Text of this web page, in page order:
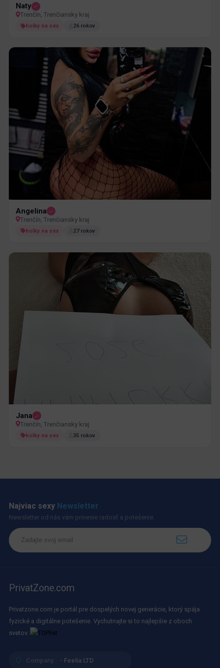
Naty
Trenčín, Trenčiansky kraj
holky na sex 26 rokov
Angelina
Trenčín, Trenčiansky kraj
holky na sex 27 rokov
Jana
Trenčín, Trenčiansky kraj
holky na sex 35 rokov
Najviac sexy Newsletter
Newsletter od nás vám prinesie radosť a potešenie.
PrivatZone.com
Privatzone.com je portál pre dospelých novej generácie, ktorý spája
fyzické a digitálne potešenie. Vychutnajte si to najlepšie z oboch
svetov.
Company : - Feelia LTD